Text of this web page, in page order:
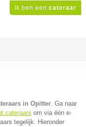
Ik ben een cateraar
in Opitter. Ga naar
cateraars om via één e-
tegelijk. Hieronder